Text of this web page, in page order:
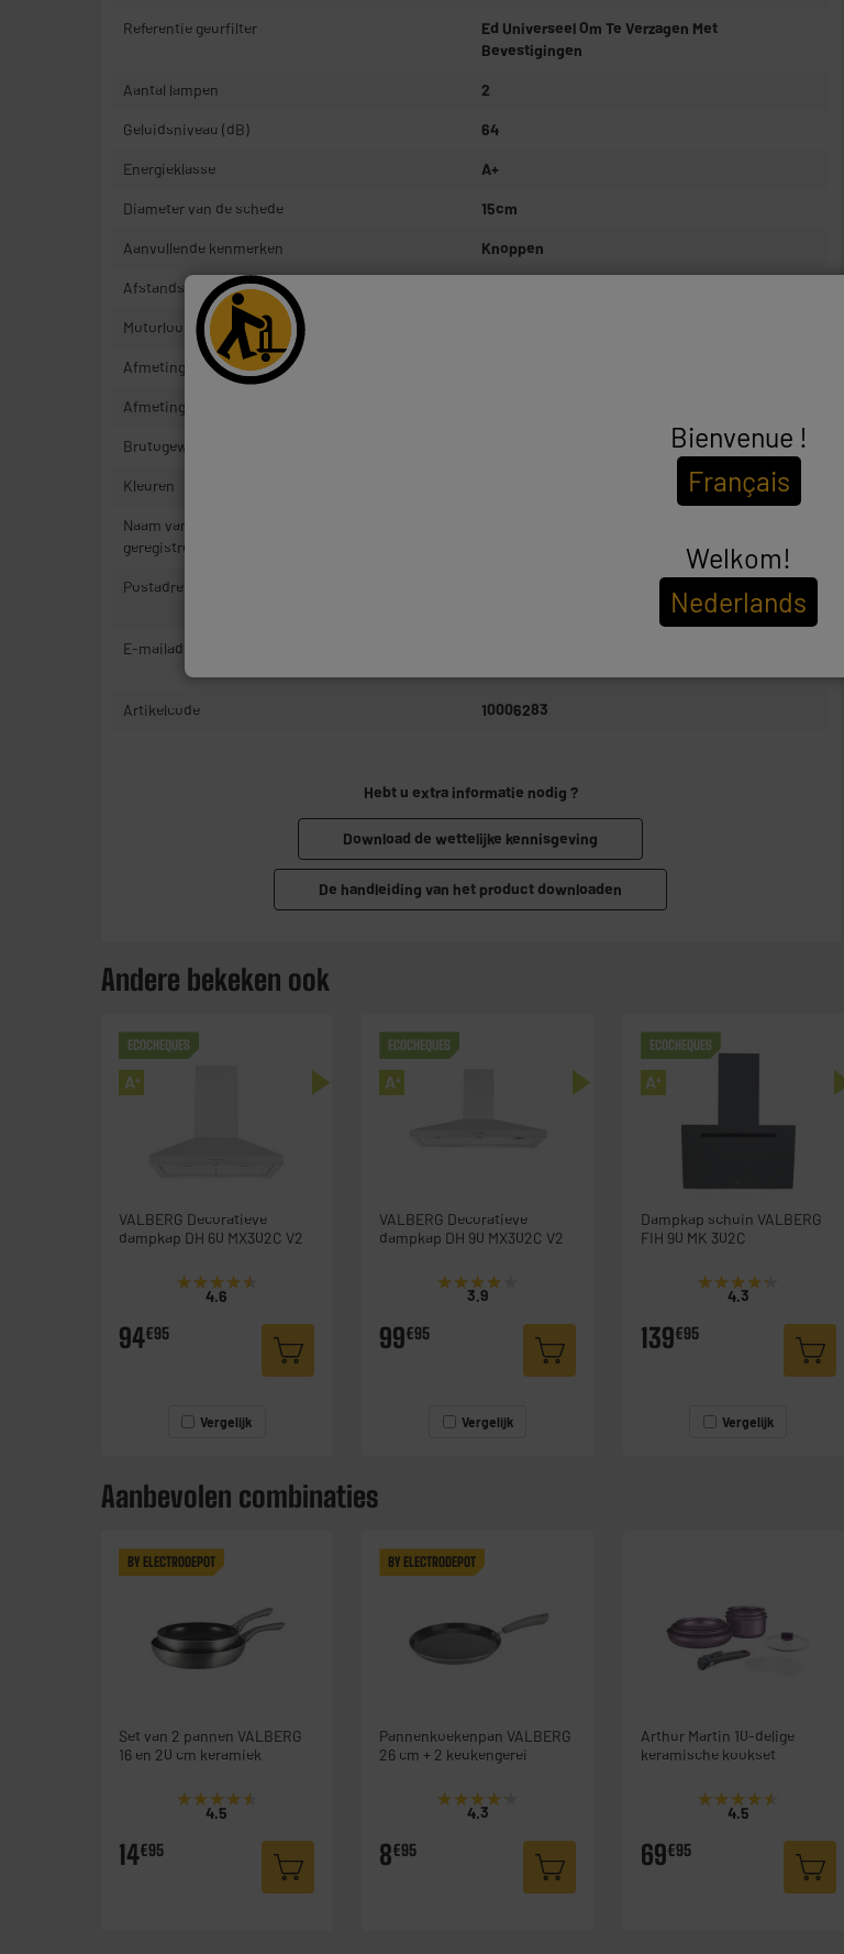
Referentie geurfilter
Ed Universeel Om Te Verzagen Met
Bevestigingen
Aantal lampen 2
Geluidsniveau (dB) 64
Energieklasse A+
Diameter van de schede 15cm
Aanvullende kenmerken Knoppen
Afstandsbediening
Motorloos
Afmetingen product
Afmetingen pakje
Brutogewicht
Kleuren
Naam van de fabrikant, bedrijfsnaam of
geregistreerd handelsmerk
Postadres
1 ROUTE DE VENDEVILLE 59155 FACHES
E-mailadres
Artikelcode 10006283
Hebt u extra informatie nodig ?
Download de wettelijke kennisgeving
De handleiding van het product downloaden
Andere bekeken ook
ECOCHEQUES
A+
VALBERG Decoratieve
dampkap DH 60 MX302C V2
★★★★★
★★★★★
4.6
94€95
Vergelijk
ECOCHEQUES
A+
VALBERG Decoratieve
dampkap DH 90 MX302C V2
★★★★★
★★★★★
3.9
99€95
Vergelijk
ECOCHEQUES
A+
Dampkap schuin VALBERG
FIH 90 MK 302C
★★★★★
★★★★★
4.3
139€95
Vergelijk
Aanbevolen combinaties
BY ELECTRODEPOT
Set van 2 pannen VALBERG
16 en 20 cm keramiek
★★★★★
★★★★★
4.5
14€95
BY ELECTRODEPOT
Pannenkoekenpan VALBERG
26 cm + 2 keukengerei
★★★★★
★★★★★
4.3
8€95
Arthur Martin 10-delige
keramische kookset
★★★★★
★★★★★
4.5
69€95
Bienvenue !
Français
Welkom!
Nederlands